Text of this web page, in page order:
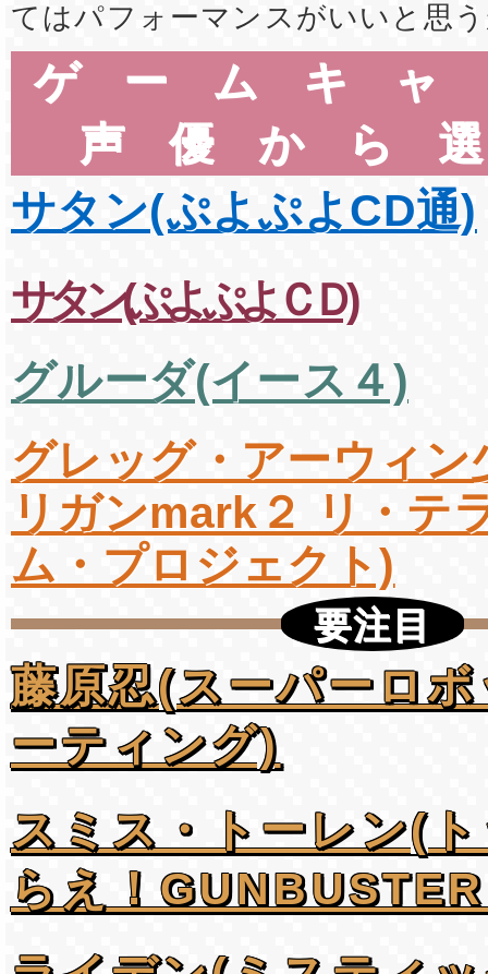
てはパフォーマンスがいいと思
ゲームキ
声優から
サタン(ぷよぷよCD通)
サタン(ぷよぷよＣＤ)
グルーダ(イース４)
グレッグ・アーウィン
リガンmark２ リ・テ
ム・プロジェクト)
要注目
藤原忍(スーパーロ
ーティング)
スミス・トーレン(
らえ！